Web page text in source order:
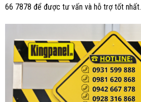
66 7878 để được tư vấn và hỗ trợ tốt nhất.